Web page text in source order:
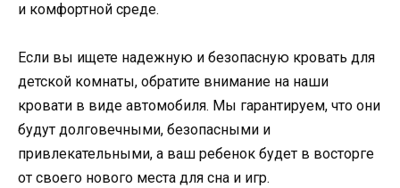
и комфортной среде.
Если вы ищете надежную и безопасную кровать для
детской комнаты, обратите внимание на наши
кровати в виде автомобиля. Мы гарантируем, что они
будут долговечными, безопасными и
привлекательными, а ваш ребенок будет в восторге
от своего нового места для сна и игр.